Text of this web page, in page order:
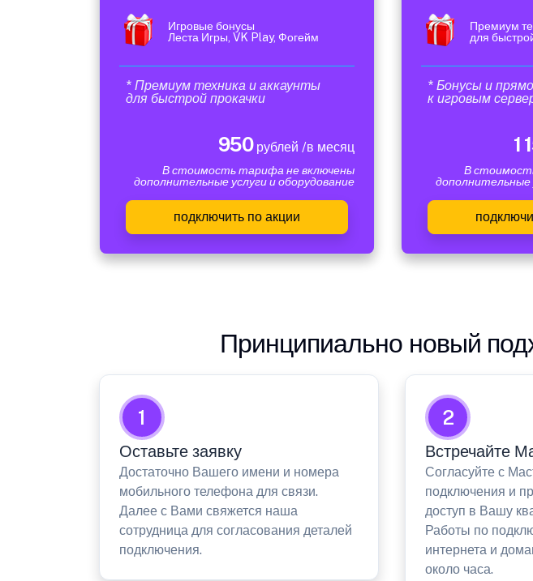
Игровые бонусы
Леста Игры, VK Play, Фогейм
* Премиум техника и аккаунты
для быстрой прокачки
950рублей /в месяц
В стоимость тарифа не включены
дополнительные услуги и оборудование
подключить по акции
Премиум
для
* Бонусы и
к игровым
1
В
дополнительные
Принципиально новый
1
Оставьте заявку
Достаточно Вашего имени и номера
мобильного телефона для связи.
Далее с Вами свяжется наша
сотрудница для согласования деталей
подключения.
2
Встречайте
Согласуйте с
подключения и
доступ в Вашу
Работы по
интернета и
около часа.